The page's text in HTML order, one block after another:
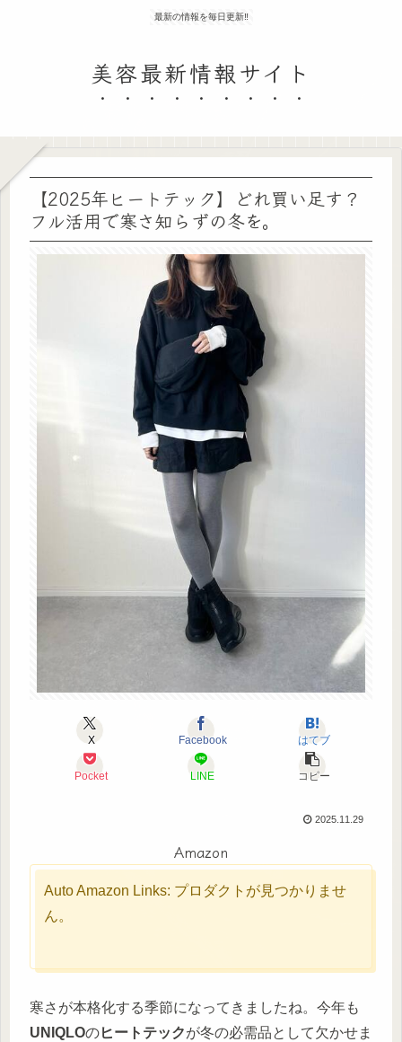
最新の情報を毎日更新‼
美容最新情報サイト
【2025年ヒートテック】どれ買い足す？
フル活用で寒さ知らずの冬を。
X Facebook はてブ
Pocket LINE コピー
2025.11.29
Amazon
Auto Amazon Links: プロダクトが見つかりませ
ん。
寒さが本格化する季節になってきましたね。今年も
UNIQLOのヒートテックが冬の必需品として欠かせま